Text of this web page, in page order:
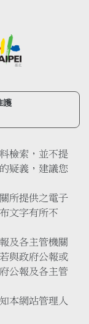
護
檢索，並不提
疑義，建議您
所提供之電子
文字有所不
及各主管機關
與政府公報或
公報及各主管
本網站管理人